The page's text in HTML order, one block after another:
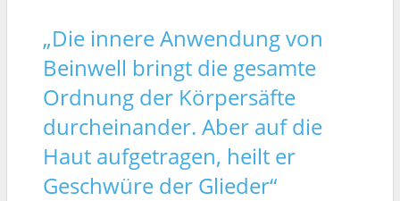
„Die innere Anwendung von
Beinwell bringt die gesamte
Ordnung der Körpersäfte
durcheinander. Aber auf die
Haut aufgetragen, heilt er
Geschwüre der Glieder“